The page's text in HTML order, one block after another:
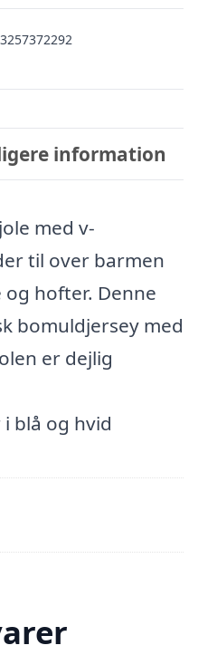
information
med v-
til over barmen
hofter. Denne
bomuldjersey med
er dejlig
blå og hvid